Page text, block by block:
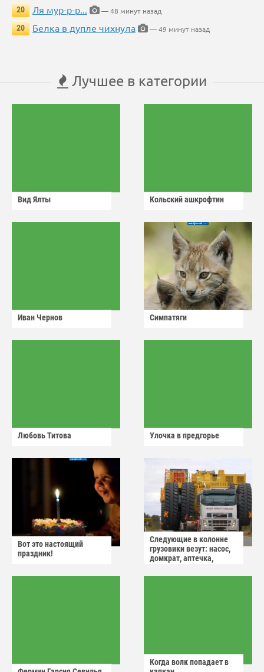
20
Ля мур-р-р...
— 48 минут назад
20
Белка в дупле чихнула — 49 минут назад
Лучшее в категории
Вид Ялты Кольский ашкрофтин
Иван Чернов Симпатяги
Любовь Титова Улочка в предгорье
Вот это настоящий
праздник!
Следующие в колонне
грузовики везут: насос,
домкрат, аптечка,
Когда волк попадает в